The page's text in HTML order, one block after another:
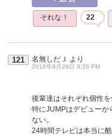
それな！ 22
121 名無しだＪ より
2016年8月29日 9:28 PM
後輩達はそれぞれ個性
特にJUMPはデビューか
ない。
24時間テレビは本当に酷